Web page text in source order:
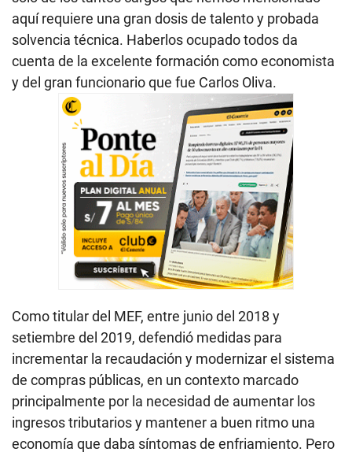
aquí requiere una gran dosis de talento y probada
solvencia técnica. Haberlos ocupado todos da
cuenta de la excelente formación como economista
y del gran funcionario que fue Carlos Oliva.
Como titular del MEF, entre junio del 2018 y
setiembre del 2019, defendió medidas para
incrementar la recaudación y modernizar el sistema
de compras públicas, en un contexto marcado
principalmente por la necesidad de aumentar los
ingresos tributarios y mantener a buen ritmo una
economía que daba síntomas de enfriamiento. Pero